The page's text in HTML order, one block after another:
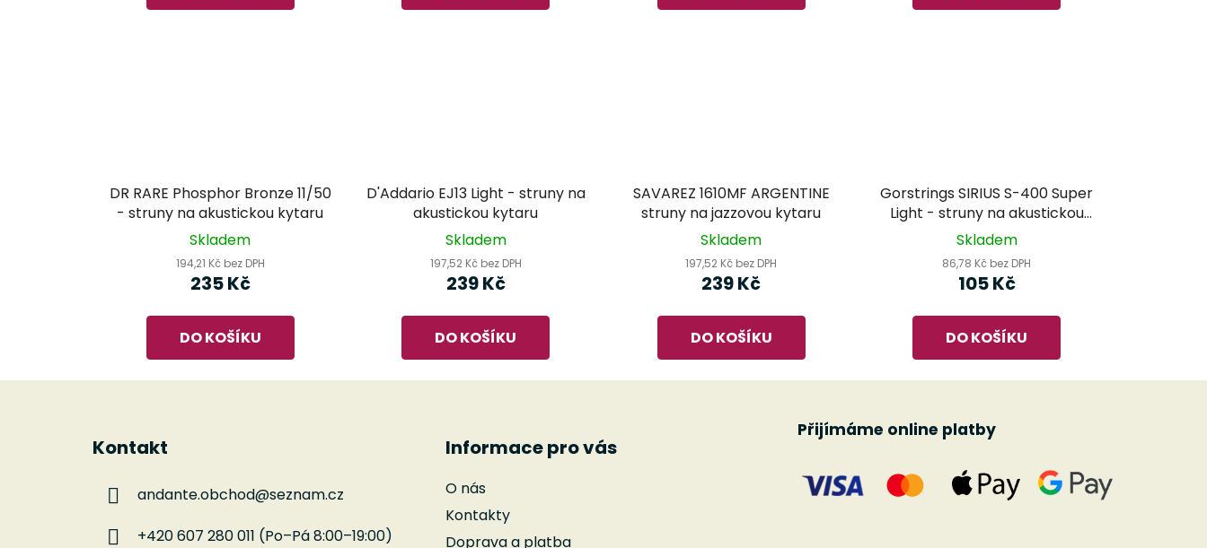
DR RARE Phosphor Bronze 11/50
- struny na akustickou kytaru
Skladem
194,21 Kč bez DPH
235 Kč
DO KOŠÍKU
D'Addario EJ13 Light - struny na
akustickou kytaru
Skladem
197,52 Kč bez DPH
239 Kč
DO KOŠÍKU
SAVAREZ 1610MF ARGENTINE
struny na jazzovou kytaru
Skladem
197,52 Kč bez DPH
239 Kč
DO KOŠÍKU
Gorstrings SIRIUS S-400 Super
Light - struny na akustickou
kytaru
Skladem
86,78 Kč bez DPH
105 Kč
DO KOŠÍKU
Kontakt
andante.obchod@seznam.cz
+420 607 280 011 (Po–Pá 8:00–19:00)
Informace pro vás
O nás
Kontakty
Doprava a platba
Přijímáme online platby